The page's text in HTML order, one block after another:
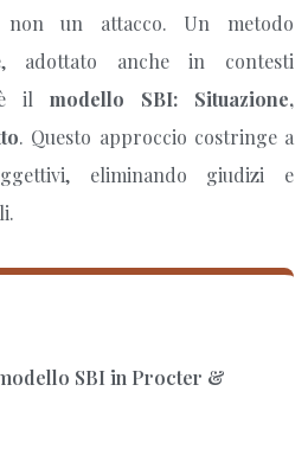
un attacco. Un metodo
adottato anche in contesti
è il modello SBI: Situazione,
. Questo approccio costringe a
eliminando giudizi e
SBI in Procter &